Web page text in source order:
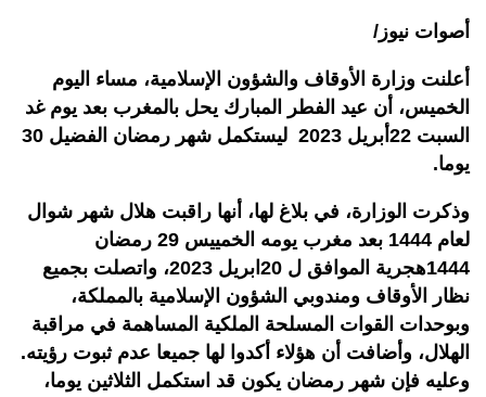
أصوات نيوز/
أعلنت وزارة الأوقاف والشؤون الإسلامية، مساء اليوم
الخميس، أن عيد الفطر المبارك يحل بالمغرب بعد يوم غد
السبت 22أبريل 2023 ليستكمل شهر رمضان الفضيل 30
يوما.
وذكرت الوزارة، في بلاغ لها، أنها راقبت هلال شهر شوال
لعام 1444 بعد مغرب يومه الخمييس 29 رمضان
1444هجرية الموافق ل 20ابريل 2023، واتصلت بجميع
نظار الأوقاف ومندوبي الشؤون الإسلامية بالمملكة،
وبوحدات القوات المسلحة الملكية المساهمة في مراقبة
الهلال، وأضافت أن هؤلاء أكدوا لها جميعا عدم ثبوت رؤيته.
وعليه فإن شهر رمضان يكون قد استكمل الثلاثين يوما،